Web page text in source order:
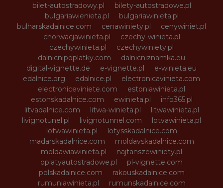
bilet-autostradowy.pl
bilety-autostradowe.pl
bulgariawienieta.pl
bulgariawinieta.pl
bulharskadalnice.com
cenawiniety.pl
cenywiniet.pl
chorwacjawinieta.pl
czechy-winieta.pl
czechywinieta.pl
czechywiniety.pl
dalnicnipoplatky.com
dalnicniznamka.eu
digital-vignette.de
e-vignette.pl
e-winieta.eu
edalnice.org
edalnice.pl
electronicavinieta.com
electroniceviniete.com
estoniawinieta.pl
estonskadalnice.com
ewinieta.pl
info365.pl
litvadalnice.com
litwa-winieta.pl
litwawinieta.pl
livignotunel.pl
livignotunnel.com
lotvawinieta.pl
lotwawinieta.pl
lotysskadalnice.com
madarskadalnice.com
moldavskadalnice.com
moldawiawinieta.pl
najtanszewiniety.pl
oplatyautostradowe.pl
pl-vignette.com
polskadalnice.com
rakouskadalnice.com
rumuniawinieta.pl
rumunskadalnice.com